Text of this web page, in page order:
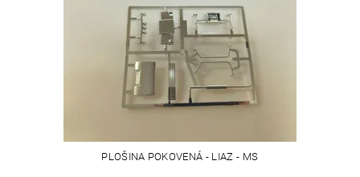
PLOŠINA POKOVENÁ - LIAZ - MS